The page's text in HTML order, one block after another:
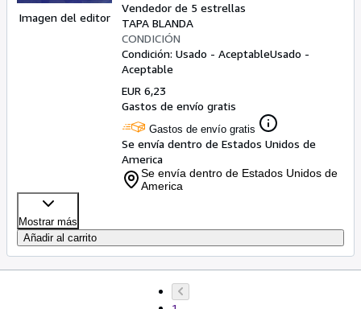
Imagen del editor
Vendedor de 5 estrellas
TAPA BLANDA
CONDICIÓN
Condición: Usado - AceptableUsado -
Aceptable
EUR 6,23
Gastos de envío gratis
Gastos de envío gratis
Se envía dentro de Estados Unidos de
America
Se envía dentro de Estados Unidos de
America
Mostrar más
Añadir al carrito